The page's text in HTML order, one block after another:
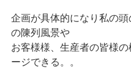
企画が具体的になり私の
の陳列風景や
お客様様、生産者の皆様の
ージできる。。